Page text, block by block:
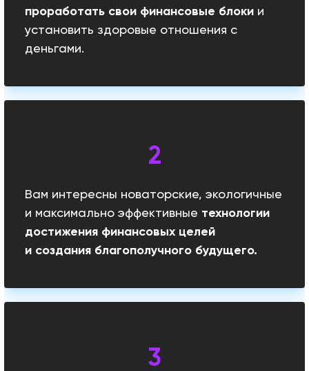
проработать свои финансовые блоки и
установить здоровые отношения с
деньгами.
Вам интересны новаторские, экологичные
и максимально эффективные технологии
достижения финансовых целей
и создания благополучного будущего.